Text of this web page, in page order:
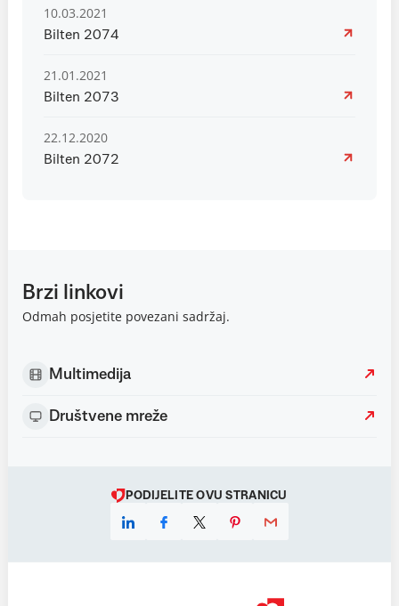
10.03.2021
Bilten 2074
21.01.2021
Bilten 2073
22.12.2020
Bilten 2072
Brzi linkovi
Odmah posjetite povezani sadržaj.
Multimedija
Društvene mreže
PODIJELITE OVU STRANICU